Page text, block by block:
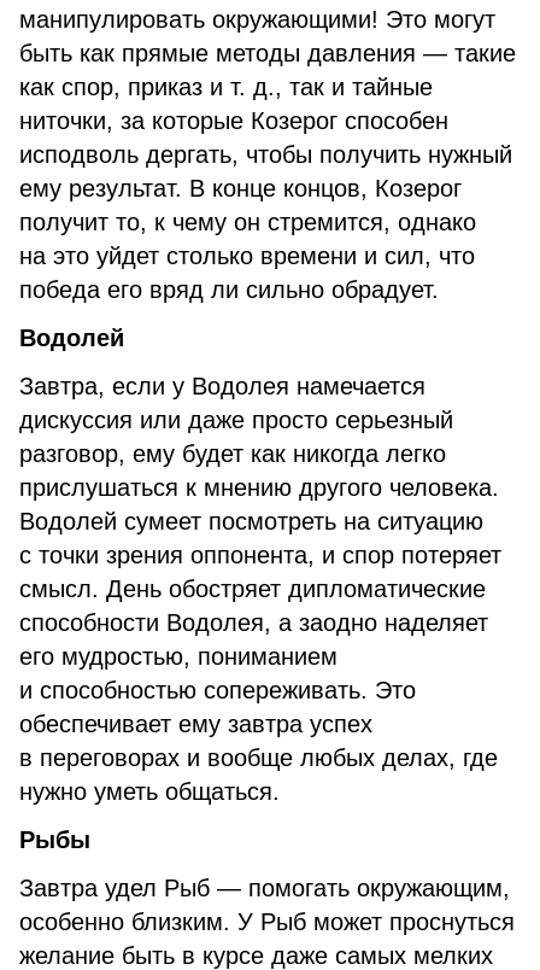
манипулировать окружающими! Это могут
быть как прямые методы давления — такие
как спор, приказ и т. д., так и тайные
ниточки, за которые Козерог способен
исподволь дергать, чтобы получить нужный
ему результат. В конце концов, Козерог
получит то, к чему он стремится, однако
на это уйдет столько времени и сил, что
победа его вряд ли сильно обрадует.
Водолей
Завтра, если у Водолея намечается
дискуссия или даже просто серьезный
разговор, ему будет как никогда легко
прислушаться к мнению другого человека.
Водолей сумеет посмотреть на ситуацию
с точки зрения оппонента, и спор потеряет
смысл. День обостряет дипломатические
способности Водолея, а заодно наделяет
его мудростью, пониманием
и способностью сопереживать. Это
обеспечивает ему завтра успех
в переговорах и вообще любых делах, где
нужно уметь общаться.
Рыбы
Завтра удел Рыб — помогать окружающим,
особенно близким. У Рыб может проснуться
желание быть в курсе даже самых мелких